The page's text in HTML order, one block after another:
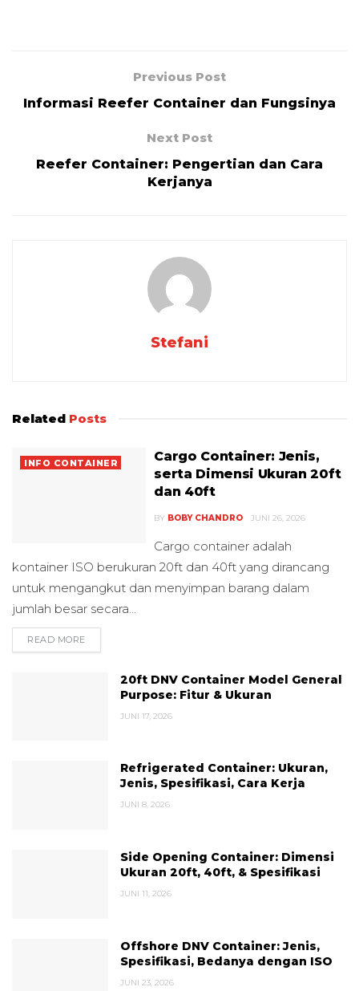
Previous Post
Informasi Reefer Container dan Fungsinya
Next Post
Reefer Container: Pengertian dan Cara
Kerjanya
Stefani
Related Posts
INFO CONTAINER
Cargo Container: Jenis,
serta Dimensi Ukuran 20ft
dan 40ft
BY BOBY CHANDRO JUNI 26, 2026
Cargo container adalah
kontainer ISO berukuran 20ft dan 40ft yang dirancang
untuk mengangkut dan menyimpan barang dalam
jumlah besar secara...
READ MORE
20ft DNV Container Model General
Purpose: Fitur & Ukuran
JUNI 17, 2026
Refrigerated Container: Ukuran,
Jenis, Spesifikasi, Cara Kerja
JUNI 8, 2026
Side Opening Container: Dimensi
Ukuran 20ft, 40ft, & Spesifikasi
JUNI 11, 2026
Offshore DNV Container: Jenis,
Spesifikasi, Bedanya dengan ISO
JUNI 23, 2026